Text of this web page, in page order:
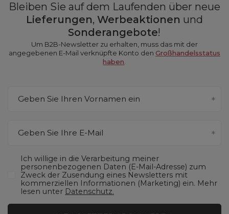
Bleiben Sie auf dem Laufenden über neue
Lieferungen, Werbeaktionen und
Sonderangebote!
Um B2B-Newsletter zu erhalten, muss das mit der
angegebenen E-Mail verknüpfte Konto den Großhandelsstatus
haben.
Geben Sie Ihren Vornamen ein
Geben Sie Ihre E-Mail
Ich willige in die Verarbeitung meiner
personenbezogenen Daten (E-Mail-Adresse) zum
Zweck der Zusendung eines Newsletters mit
kommerziellen Informationen (Marketing) ein. Mehr
lesen unter Datenschutz.